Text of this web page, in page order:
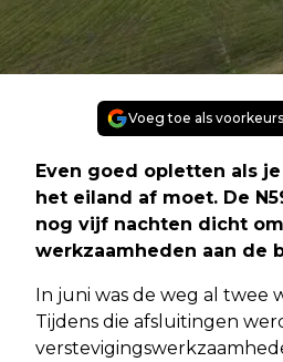
Voeg toe als
Even goed opletten als
het eiland af moet. De
nog vijf nachten dicht
werkzaamheden aan de
In juni was de weg al twee
Tijdens die afsluitingen